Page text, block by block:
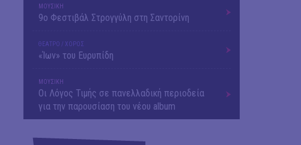
ΜΟΥΣΙΚΗ
9o Φεστιβάλ Στρογγύλη στη Σαντορίνη
ΘΕΑΤΡΟ / ΧΟΡΟΣ
«Ίων» του Ευρυπίδη
ΜΟΥΣΙΚΗ
Οι Λόγος Τιμής σε πανελλαδική περιοδεία
για την παρουσίαση του νέου album